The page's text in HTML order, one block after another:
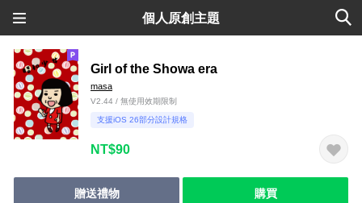
個人原創主題
Girl of the Showa era
masa
V2.44 / 無使用效期限制
支援iOS 26部分設計規格
NT$90
贈送禮物 購買